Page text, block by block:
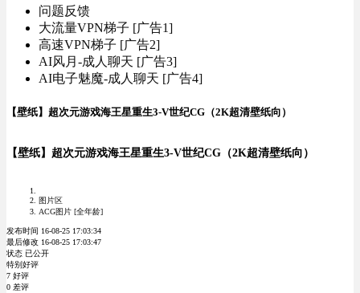
问题反馈
大流量VPN梯子 [广告1]
高速VPN梯子 [广告2]
AI风月-成人聊天 [广告3]
AI电子魅魔-成人聊天 [广告4]
【壁纸】超次元游戏海王星重生3-V世纪CG（2K超清壁纸向）
【壁纸】超次元游戏海王星重生3-V世纪CG（2K超清壁纸向）
图片区
ACG图片 [全年龄]
发布时间 16-08-25 17:03:34
最后修改 16-08-25 17:03:47
状态 已公开
特别好评
7 好评
0 差评